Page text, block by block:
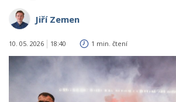
Jiří Zemen
10. 05. 2026 18:40 1 min. čtení